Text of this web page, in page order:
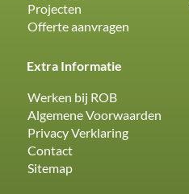
Projecten
Offerte aanvragen
Extra Informatie
Werken bij ROB
Algemene Voorwaarden
Privacy Verklaring
Contact
Sitemap